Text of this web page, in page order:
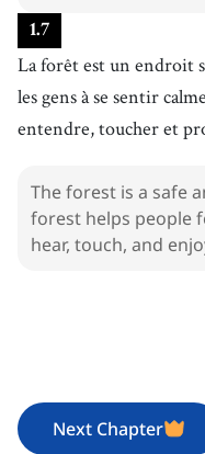
1.7
La forêt est un endroit
les gens à se sentir
entendre, toucher et
The forest is a safe
forest helps people
hear, touch, and
Next Chapter